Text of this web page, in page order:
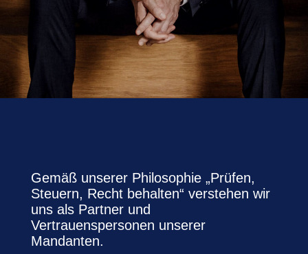
Gemäß unserer Philosophie „Prüfen,
Steuern, Recht behalten“ verstehen wir
uns als Partner und
Vertrauenspersonen unserer
Mandanten.